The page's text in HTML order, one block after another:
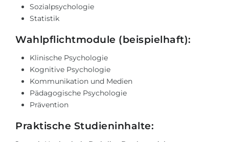
BERUFSORIENTIERUNG
Holland-Test
Interessenkarte-Test
RIASEC-Test
Erfolgzu
100%
Management
BEWERBEN AUS …
Russland
Ukraine
Kasachstan
Sozialpsychologie
Statistik
Wahlpflichtmodule (beispielhaft):
Klinische Psychologie
Kognitive Psychologie
Kommunikation und Medien
Pädagogische Psychologie
Prävention
Praktische Studieninhalte: